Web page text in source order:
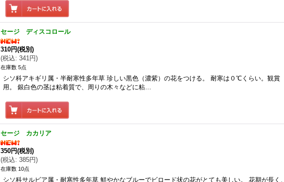
セージ ディスコロール
310円(税別)
(税込: 341円)
在庫数 5点
シソ科アキギリ属・半耐寒性多年草 珍しい黒色（濃紫）の花をつける。 耐寒は０℃くらい。観賞
用。 銀白色の茎は粘着質で、周りの木々などに粘…
セージ カカリア
350円(税別)
(税込: 385円)
在庫数 10点
シソ科サルビア属・耐寒性多年草 鮮やかなブルーでビロード状の花がとても美しい。 花期が長く、